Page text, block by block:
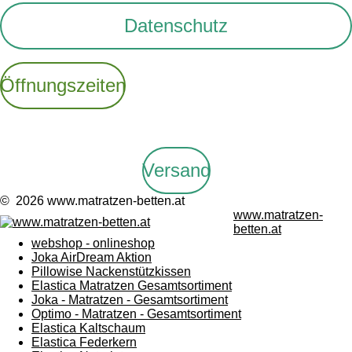
Datenschutz
Öffnungszeiten
Versand
© 2026 www.matratzen-betten.at
www.matratzen-
betten.at
webshop - onlineshop
Joka AirDream Aktion
Pillowise Nackenstützkissen
Elastica Matratzen Gesamtsortiment
Joka - Matratzen - Gesamtsortiment
Optimo - Matratzen - Gesamtsortiment
Elastica Kaltschaum
Elastica Federkern